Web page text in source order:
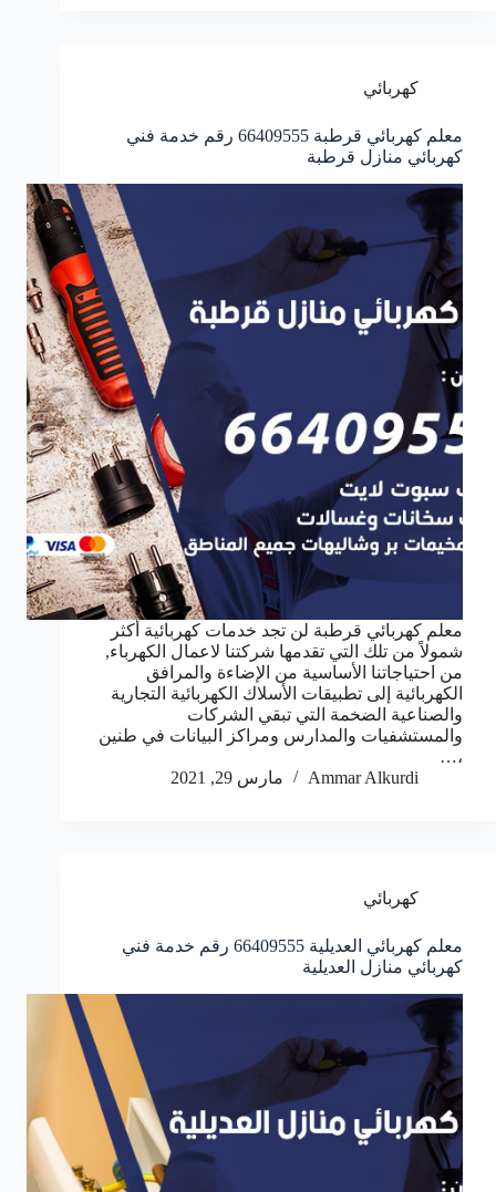
كهربائي
معلم كهربائي قرطبة 66409555 رقم خدمة فني
كهربائي منازل قرطبة
معلم كهربائي قرطبة لن تجد خدمات كهربائية أكثر
شمولاً من تلك التي تقدمها شركتنا لاعمال الكهرباء,
من احتياجاتنا الأساسية من الإضاءة والمرافق
الكهربائية إلى تطبيقات الأسلاك الكهربائية التجارية
والصناعية الضخمة التي تبقي الشركات
والمستشفيات والمدارس ومراكز البيانات في طنين
،…
Ammar Alkurdi
مارس 29, 2021
كهربائي
معلم كهربائي العديلية 66409555 رقم خدمة فني
كهربائي منازل العديلية